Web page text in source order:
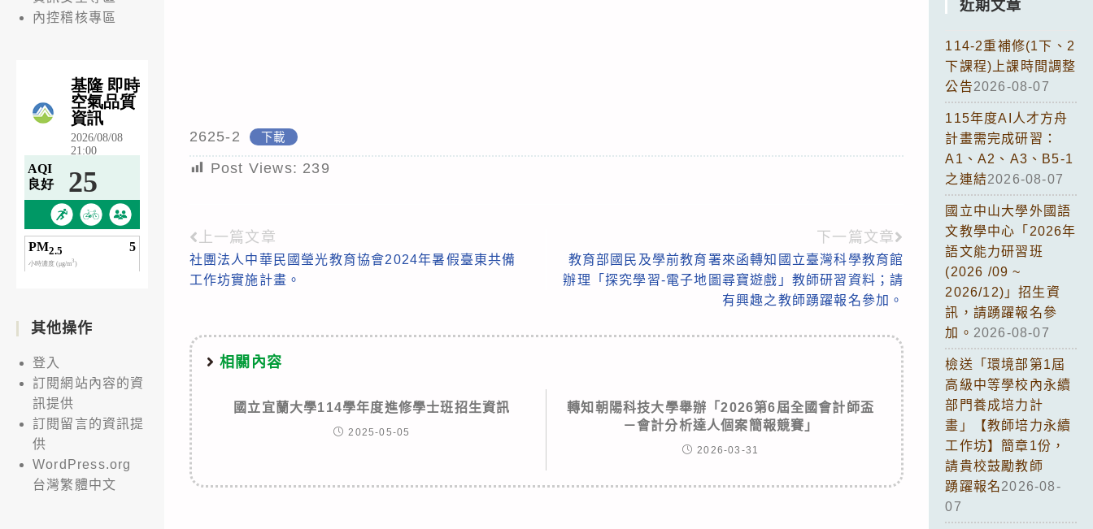
2625-2 下載
Post Views: 239
Read
more
上一篇文章
社團法人中華民國瑩光教育協會2024年暑假臺東共備
工作坊實施計畫。
下一篇文章
教育部國民及學前教育署來函轉知國立臺灣科學教育館
辦理「探究學習-電子地圖尋寶遊戲」教師研習資料；請
有興趣之教師踴躍報名參加。
相關內容
國立宜蘭大學114學年度進修學士班招生資訊
2025-05-05
轉知朝陽科技大學舉辦「2026第6屆全國會計師盃
－會計分析達人個案簡報競賽」
2026-03-31
內控稽核專區
其他操作
登入
訂閱網站內容的資
訊提供
訂閱留言的資訊提
供
WordPress.org
台灣繁體中文
近期文章
114-2重補修(1下、2
下課程)上課時間調整
公告2026-08-07
115年度AI人才方舟
計畫需完成研習：
A1、A2、A3、B5-1
之連結2026-08-07
國立中山大學外國語
文教學中心「2026年
語文能力研習班
(2026 /09 ~
2026/12)」招生資
訊，請踴躍報名參
加。 2026-08-07
檢送「環境部第1屆
高級中等學校內永續
部門養成培力計
畫」【教師培力永續
工作坊】簡章1份，
請貴校鼓勵教師
踴躍報名2026-08-
07